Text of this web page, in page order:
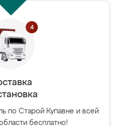
по Старой Купавне и всей
бесплатно!